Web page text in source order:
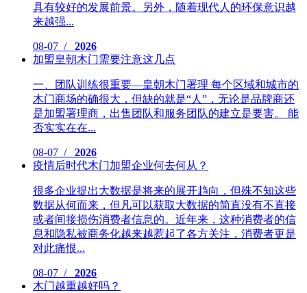
具有较好的发展前景。另外，随着现代人的环保意识越
来越强...
08-07 / 2026
加盟皇朝木门需要注意这几点
一、团队训练很重要—皇朝木门署理 每个区域和城市的
木门商场的确很大，但缺的就是“人”，无论是品牌商还
是加盟署理商，出售团队和服务团队的建立是要害。 能
否实实在在...
08-07 / 2026
疫情后时代木门加盟企业何去何从？
很多企业提出大数据是将来的展开趋向，但殊不知这些
数据从何而来，但凡可以获取大数据的简直没有不直接
或者间接损伤消费者信息的。近年来，这种消费者的信
息和隐私被商务化越来越惹起了各方关注，消费者更是
对此痛恨...
08-07 / 2026
木门越重越好吗？